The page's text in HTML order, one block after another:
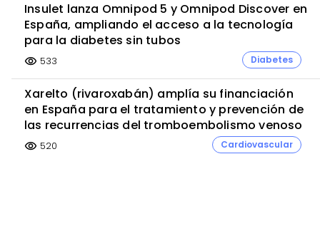
Insulet lanza Omnipod 5 y Omnipod Discover en
España, ampliando el acceso a la tecnología
para la diabetes sin tubos
visibility 533 Diabetes
Xarelto (rivaroxabán) amplía su financiación
en España para el tratamiento y prevención de
las recurrencias del tromboembolismo venoso
visibility 520 Cardiovascular